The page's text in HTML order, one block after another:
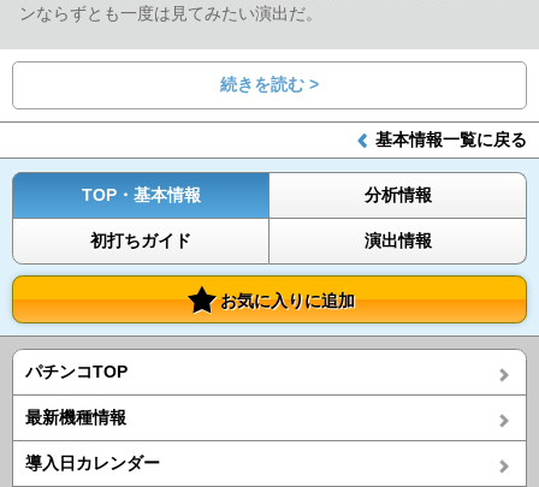
ンならずとも一度は見てみたい演出だ。
続きを読む >
基本情報一覧に戻る
TOP・基本情報 分析情報
初打ちガイド 演出情報
お気に入りに追加
パチンコTOP
最新機種情報
導入日カレンダー